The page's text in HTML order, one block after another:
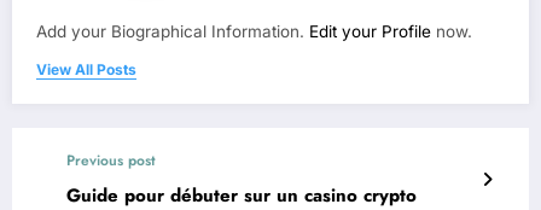
Add your Biographical Information. Edit your Profile now.
View All Posts
Previous post
Guide pour débuter sur un casino crypto